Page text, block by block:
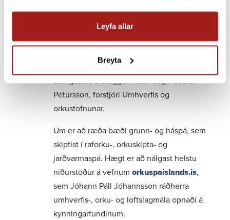
Leyfa allar
Breyta
„Orkuspá Íslands er ekki pólitísk yfirlýsing,
hún er verkfæri. Hún er landakort sem gefur
okkur innsýn inn í hvað er framundan. Og
verkfæri sem gera okkur kleift að ná
áfangastað á öruggan hátt.“ segir Gestur
Pétursson, forstjóri Umhverfis og
orkustofnunar.
Um er að ræða bæði grunn- og háspá, sem
skiptist í raforku-, orkuskipta- og
jarðvarmaspá. Hægt er að nálgast helstu
niðurstöður á vefnum orkuspaislands.is,
sem Jóhann Páll Jóhannsson ráðherra
umhverfis-, orku- og loftslagmála opnaði á
kynningarfundinum.